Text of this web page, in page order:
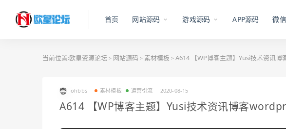
首页 网站源码 游戏源码 APP源码 微
当前位置:欧皇资源论坛 > 网站源码 > 素材模板 > A614 【WP博客主题】Yusi技术资讯博
ohbbs 素材模板 运营引流 2020-08-15
A614 【WP博客主题】Yusi技术资讯博客